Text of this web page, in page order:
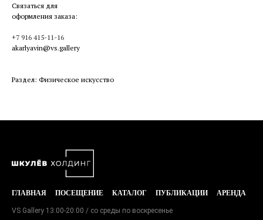
Связаться для
оформления заказа:
+7 916 415-11-16
akarlyavin@vs.gallery
Раздел: Физическое искусство
ГЛАВНАЯ ПОСЕЩЕНИЕ КАТАЛОГ ПУБЛИКАЦИИ АРЕНДА
VS Gallery 13:00-20:00 / со среды по воскресенье